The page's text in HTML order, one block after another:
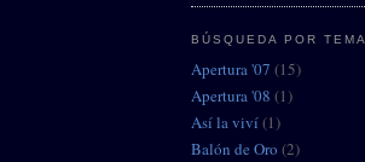
BÚSQUEDA POR TEMA
Apertura '07 (15)
Apertura '08 (1)
Así la viví(1)
Balón de Oro (2)